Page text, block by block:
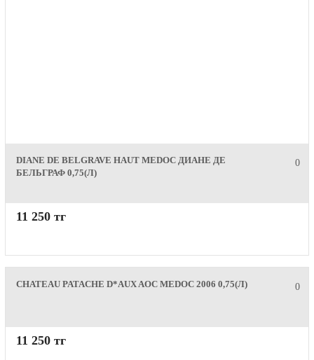
0
DIANE DE BELGRAVE HAUT MEDOC ДИАНЕ ДЕ
БЕЛЬГРАФ 0,75(Л)
11 250 тг
0
CHATEAU PATACHE D*AUX AOC MEDOC 2006 0,75(Л)
11 250 тг